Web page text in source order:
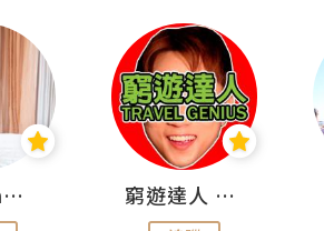
rikalammm 窮遊達人 Mr.TravelGenius